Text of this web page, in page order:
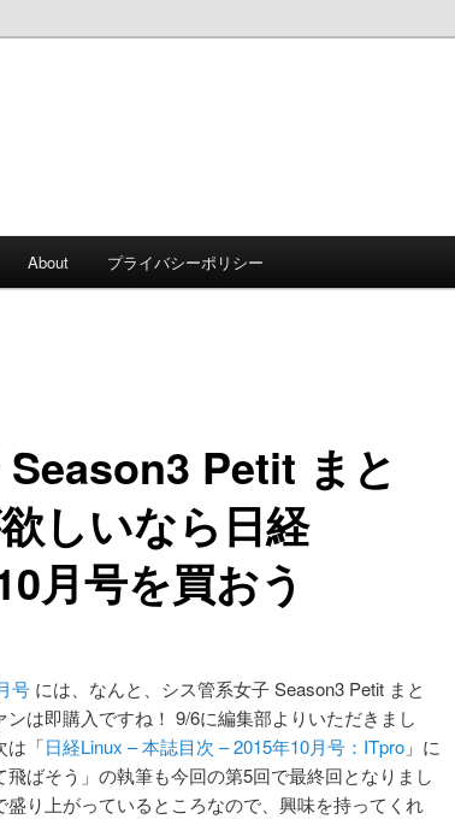
About プライバシーポリシー
Petit まと
しいなら日経
月号を買おう
号 には、なんと、シス管系女子 Season3 Petit まと
は即購入ですね！ 9/6に編集部よりいただきまし
は「日経Linux – 本誌目次 – 2015年10月号：ITpro」に
ばそう」の執筆も今回の第5回で最終回となりまし
り上がっているところなので、興味を持ってくれ